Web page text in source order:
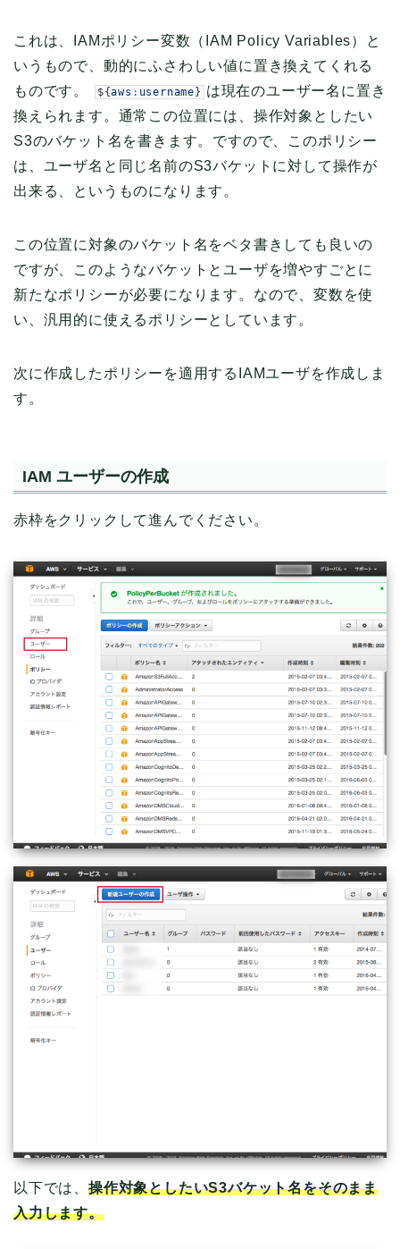
これは、IAMポリシー変数（IAM Policy Variables）と
いうもので、動的にふさわしい値に置き換えてくれる
ものです。
${aws : username} は現在のユーザー名に置き
換えられます。通常この位置には、操作対象としたい
S3のバケット名を書きます。ですので、このポリシー
は、ユーザ名と同じ名前のS3バケットに対して操作が
出来る、というものになります。
この位置に対象のバケット名をベタ書きしても良いの
ですが、このようなバケットとユーザを増やすごとに
新たなポリシーが必要になります。なので、変数を使
い、汎用的に使えるポリシーとしています。
次に作成したポリシーを適用するIAMユーザを作成しま
す。
IAM ユーザーの作成
赤枠をクリックして進んでください。
以下では、 操作対象としたいS3バケット名をそのまま
入力します。